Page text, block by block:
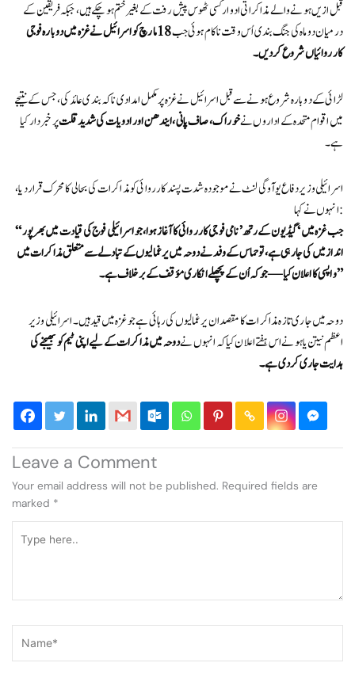
قبل ازیں ہونے والے مذاکراتی ادوار کسی ٹھوس پیش رفت کے بغیر ختم ہو چکے ہیں، جبکہ فریقین کے
درمیان دو ماہ کی جنگ بندی اُس وقت ناکام ہوئی جب
18 مارچ کو اسرائیل نے غزہ میں دوبارہ فوجی
کارروائیاں شروع کر دیں۔
لڑائی کے دوبارہ شروع ہونے سے قبل اسرائیل نے غزہ پر مکمل امدادی ناکہ بندی عائد کی، جس کے نتیجے
میں اقوام متحدہ کے اداروں نےخوراک، صاف پانی، ایندھن اور ادویات کی شدید قلتپر خبردار کیا
ہے۔
اسرائیلی وزیر دفاع یوآوگی لنٹ نے موجودہ شدت پسند کارروائی کو مذاکرات کی بحالی کا محرک قرار دیا،
انہوں نے کہا:
“جب غزہ میں ‘گیڈیون کے رتھ’ نامی فوجی کارروائی کا آغاز ہوا، جو اسرائیلی فوج کی قیادت میں بھرپور
انداز میں کی جا رہی ہے، تو حماس کے وفد نے دوحہ میں یرغمالیوں کے تبادلے سے متعلق مذاکرات میں
واپسی کا اعلان کیا — جو کہ اُن کے پچھلے انکاری مؤقف کے برخلاف ہے۔”
دوحہ میں جاری تازہ مذاکرات کا مقصد ان یرغمالیوں کی رہائی ہے جو غزہ میں قید ہیں۔ اسرائیلی وزیر
اعظم نیتن یاہو نے اس ہفتے اعلان کیا کہ انہوں نےدوحہ میں مذاکرات کے لیے اپنی ٹیم کو بھیجنے کی
ہدایت جاری کر دی ہے۔
Leave a Comment
Your email address will not be published. Required fields are
marked *
here..